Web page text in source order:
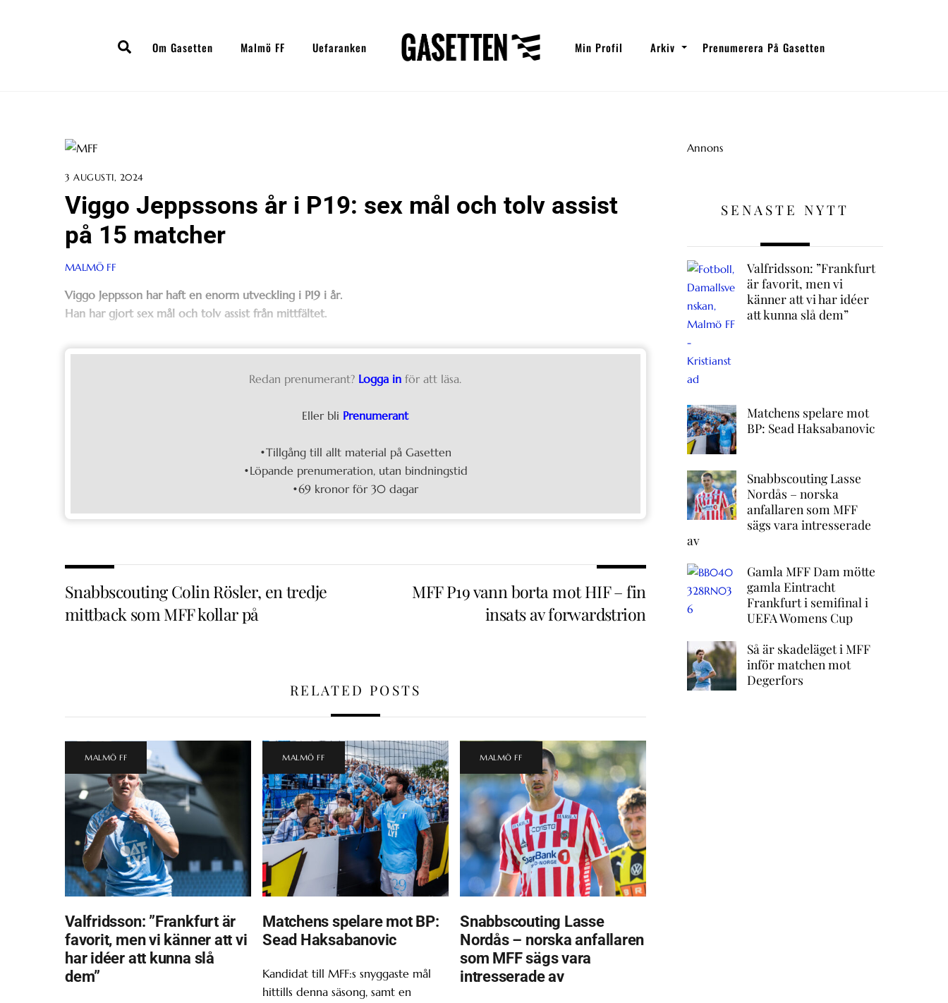
SearchOm Gasetten Malmö FF Uefaranken Min Profil Arkiv Prenumerera På Gasetten
3 AUGUSTI, 2024
Viggo Jeppssons år i P19: sex mål och tolv assist
på 15 matcher
MALMÖ FF
Viggo Jeppsson har haft en enorm utveckling i P19 i år.
Han har gjort sex mål och tolv assist från mittfältet.
Redan prenumerant? Logga in för att läsa.
Eller bli Prenumerant
•Tillgång till allt material på Gasetten
•Löpande prenumeration, utan bindningstid
•69 kronor för 30 dagar
Snabbscouting Colin Rösler, en tredje
mittback som MFF kollar på
MFF P19 vann borta mot HIF – fin
insats av forwardstrion
RELATED POSTS
MALMÖ FF
Valfridsson: ”Frankfurt är
favorit, men vi känner att vi
har idéer att kunna slå
dem”
MALMÖ FF
Matchens spelare mot BP:
Sead Haksabanovic
Kandidat till MFF:s snyggaste mål
hittills denna säsong, samt en
MALMÖ FF
Snabbscouting Lasse
Nordås – norska anfallaren
som MFF sägs vara
intresserade av
Annons
SENASTE NYTT
Valfridsson: ”Frankfurt
är favorit, men vi
känner att vi har idéer
att kunna slå dem”
Matchens spelare mot
BP: Sead Haksabanovic
Snabbscouting Lasse
Nordås – norska
anfallaren som MFF
sägs vara intresserade
av
Gamla MFF Dam mötte
gamla Eintracht
Frankfurt i semifinal i
UEFA Womens Cup
Så är skadeläget i MFF
inför matchen mot
Degerfors